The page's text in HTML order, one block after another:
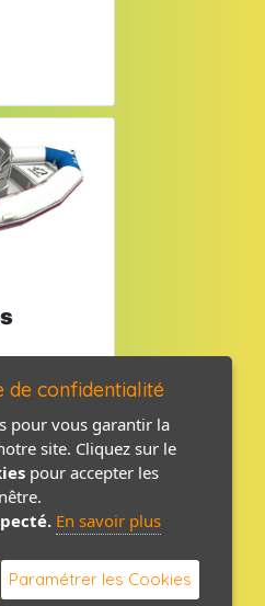
Mentions légales
de confidentialité
Contact / Plan
de confidentialité
pour vous garantir la
site. Cliquez sur le
pour accepter les
En savoir plus
Paramétrer les Cookies